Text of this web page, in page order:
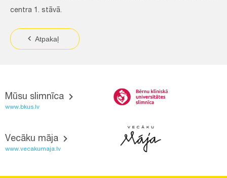
centra 1. stāvā.
Atpakaļ
Mūsu slimnīca
www.bkus.lv
Vecāku māja
www.vecakumaja.lv